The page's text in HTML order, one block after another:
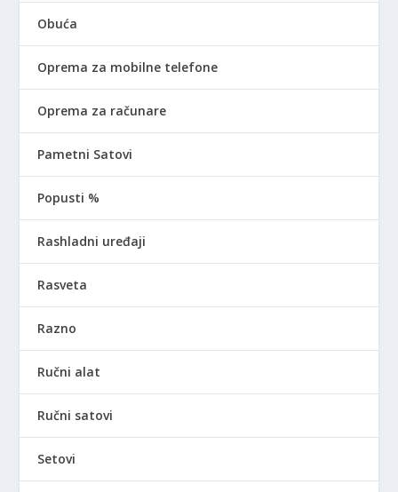
Obuća
Oprema za mobilne telefone
Oprema za računare
Pametni Satovi
Popusti %
Rashladni uređaji
Rasveta
Razno
Ručni alat
Ručni satovi
Setovi